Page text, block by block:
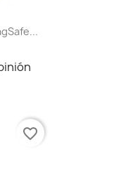
favorite_border